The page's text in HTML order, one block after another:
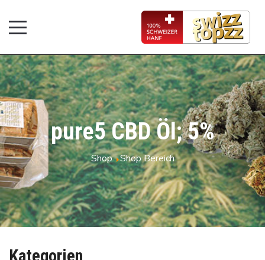
pure5 CBD Öl; 5%
Shop Shop Bereich
Kategorien